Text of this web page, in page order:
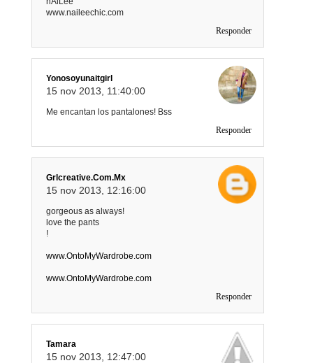
www.naileechic.com
Responder
Yonosoyunaitgirl
15 nov 2013, 11:40:00
Me encantan los pantalones! Bss
Responder
Grlcreative.com.mx
15 nov 2013, 12:16:00
gorgeous as always!
love the pants
!
www.OntoMyWardrobe.com
www.OntoMyWardrobe.com
Responder
Tamara
15 nov 2013, 12:47:00